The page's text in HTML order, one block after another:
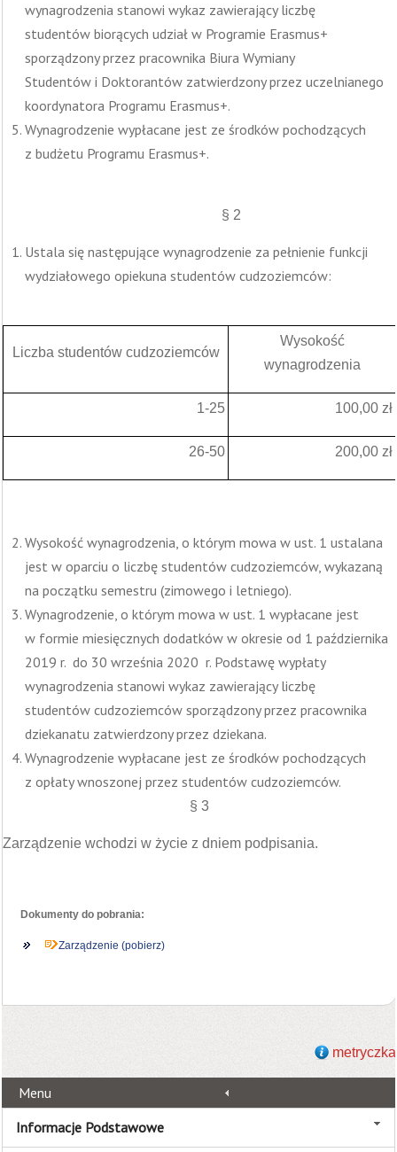
wynagrodzenia stanowi wykaz zawierający liczbę
studentów biorących udział w Programie Erasmus+
sporządzony przez pracownika Biura Wymiany
Studentów i Doktorantów zatwierdzony przez uczelnianego
koordynatora Programu Erasmus+.
Wynagrodzenie wypłacane jest ze środków pochodzących
z budżetu Programu Erasmus+.
§ 2
Ustala się następujące wynagrodzenie za pełnienie funkcji
wydziałowego opiekuna studentów cudzoziemców:
Liczba studentów cudzoziemców
Wysokość
wynagrodzenia
1-25 100,00 zł
26-50 200,00 zł
Wysokość wynagrodzenia, o którym mowa w ust. 1 ustalana
jest w oparciu o liczbę studentów cudzoziemców, wykazaną
na początku semestru (zimowego i letniego).
Wynagrodzenie, o którym mowa w ust. 1 wypłacane jest
w formie miesięcznych dodatków w okresie od 1 października
2019 r. do 30 września 2020 r. Podstawę wypłaty
wynagrodzenia stanowi wykaz zawierający liczbę
studentów cudzoziemców sporządzony przez pracownika
dziekanatu zatwierdzony przez dziekana.
Wynagrodzenie wypłacane jest ze środków pochodzących
z opłaty wnoszonej przez studentów cudzoziemców.
§ 3
Zarządzenie wchodzi w życie z dniem podpisania.
Dokumenty do pobrania:
Zarządzenie (pobierz)
metryczka
Menu
Informacje Podstawowe